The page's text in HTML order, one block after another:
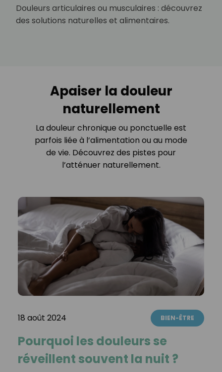
Douleurs articulaires ou musculaires : découvrez
des solutions naturelles et alimentaires.
Apaiser la douleur
naturellement
La douleur chronique ou ponctuelle est
parfois liée à l’alimentation ou au mode
de vie. Découvrez des pistes pour
l’atténuer naturellement.
18 août 2024 BIEN-ÊTRE
Pourquoi les douleurs se
réveillent souvent la nuit ?